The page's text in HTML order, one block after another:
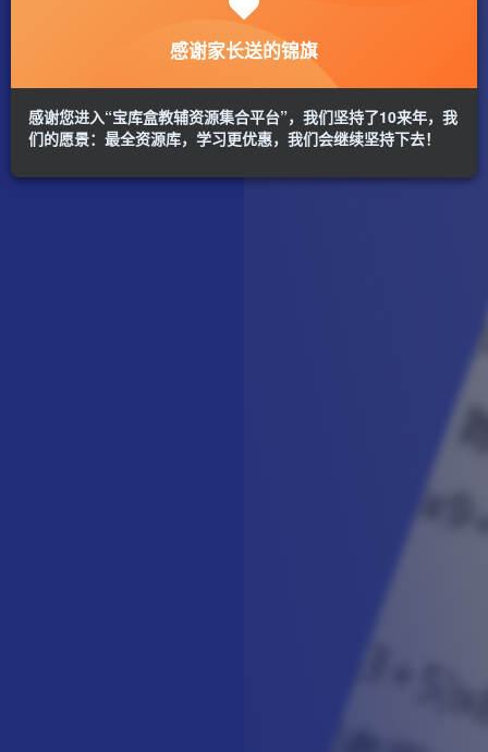
感谢家长送的锦旗
感谢您进入“宝库盒教辅资源集合平台”，我们坚持了10来年，我
们的愿景：最全资源库，学习更优惠，我们会继续坚持下去！